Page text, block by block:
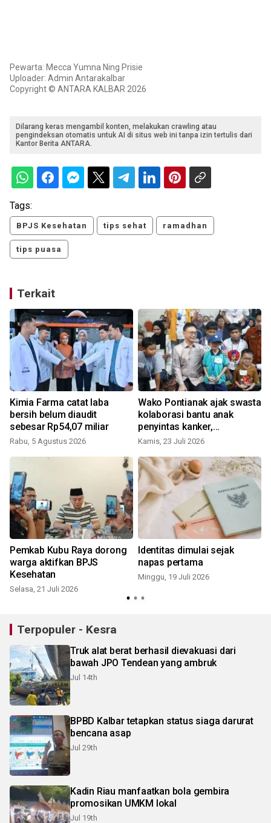
Pewarta: Mecca Yumna Ning Prisie
Uploader: Admin Antarakalbar
Copyright © ANTARA KALBAR 2026
Dilarang keras mengambil konten, melakukan crawling atau
pengindeksan otomatis untuk AI di situs web ini tanpa izin tertulis dari
Kantor Berita ANTARA.
Tags:
BPJS Kesehatan tips sehat ramadhan
tips puasa
Terkait
Kimia Farma catat laba
bersih belum diaudit
sebesar Rp54,07 miliar
Rabu, 5 Agustus 2026
Wako Pontianak ajak swasta
kolaborasi bantu anak
penyintas kanker,
thalasemia dan Jantung
Kamis, 23 Juli 2026
Pemkab Kubu Raya dorong
warga aktifkan BPJS
Kesehatan
Selasa, 21 Juli 2026
Identitas dimulai sejak
napas pertama
Minggu, 19 Juli 2026
Terpopuler - Kesra
Truk alat berat berhasil dievakuasi dari
bawah JPO Tendean yang ambruk
Jul 14th
BPBD Kalbar tetapkan status siaga darurat
bencana asap
Jul 29th
Kadin Riau manfaatkan bola gembira
promosikan UMKM lokal
Jul 19th